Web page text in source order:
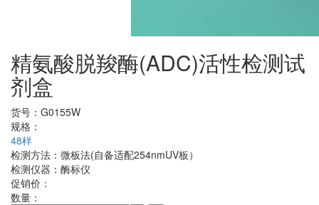
精氨酸脱羧酶(ADC)活性检测试
剂盒
货号： G0155W
规格：
48样
检测方法： 微板法(自备适配254nmUV板）
检测仪器： 酶标仪
促销价：
数量：